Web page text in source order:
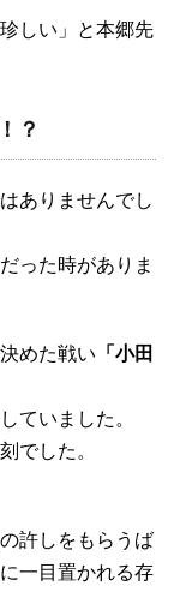
しい」と本郷先
？
ありませんでし
った時がありま
めた戦い 「小田
ていました。
でした。
許しをもらうば
一目置かれる存